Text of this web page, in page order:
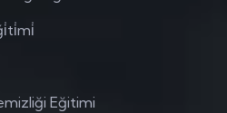
Eğitimi